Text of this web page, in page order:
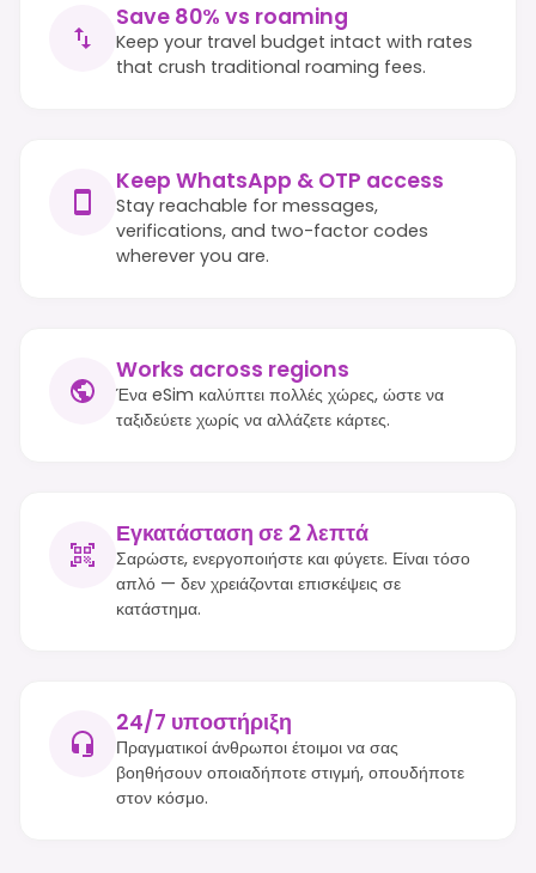
Save 80% vs roaming
Keep your travel budget intact with rates
that crush traditional roaming fees.
Keep WhatsApp & OTP access
Stay reachable for messages,
verifications, and two-factor codes
wherever you are.
Works across regions
Ένα eSim καλύπτει πολλές χώρες, ώστε να
ταξιδεύετε χωρίς να αλλάζετε κάρτες.
Εγκατάσταση σε 2 λεπτά
Σαρώστε, ενεργοποιήστε και φύγετε. Είναι τόσο
απλό — δεν χρειάζονται επισκέψεις σε
κατάστημα.
24/7 υποστήριξη
Πραγματικοί άνθρωποι έτοιμοι να σας
βοηθήσουν οποιαδήποτε στιγμή, οπουδήποτε
στον κόσμο.